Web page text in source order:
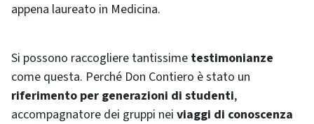
appena laureato in Medicina.
Si possono raccogliere tantissime testimonianze
come questa. Perché Don Contiero è stato un
riferimento per generazioni di studenti,
accompagnatore dei gruppi nei viaggi di conoscenza